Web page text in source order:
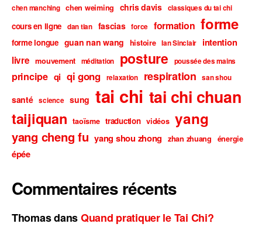
chen manching chen weiming chris davis classiques du tai chi
cours en ligne dan tian fascias force formation forme
forme longue guan nan wang histoire Ian Sinclair
intention
livre mouvement méditation posture poussée des mains
principe qi qi gong relaxation respiration san shou
santé science sung tai chi tai chi chuan
taijiquan taoïsme traduction vidéos yang
yang cheng fu yang shou zhong zhan zhuang énergie
épée
Commentaires récents
ThomasdansQuand pratiquer le Tai Chi?